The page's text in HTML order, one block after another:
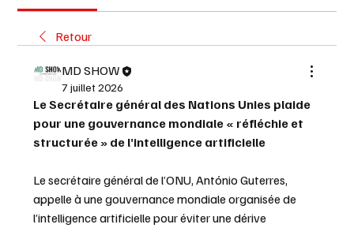
Retour
MD SHOW
7 juillet 2026
Le Secrétaire général des Nations Unies plaide
pour une gouvernance mondiale « réfléchie et
structurée » de l’intelligence artificielle
Le secrétaire général de l’ONU, António Guterres,
appelle à une gouvernance mondiale organisée de
l’intelligence artificielle pour éviter une dérive